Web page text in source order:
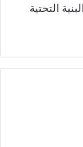
التحتية